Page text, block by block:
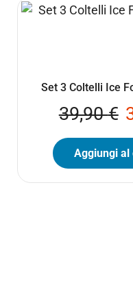
Set 3 Coltelli Ice
39,90€
Aggiungi al